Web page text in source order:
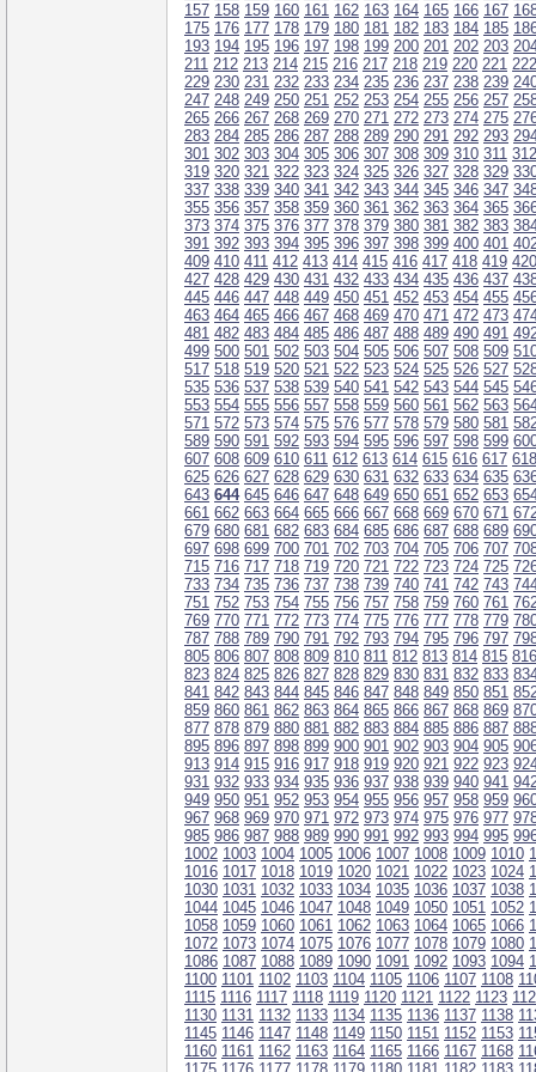
157 158 159 160 161 162 163 164 165 166 167
175 176 177 178 179 180 181 182 183 184 185
193 194 195 196 197 198 199 200 201 202 203
211 212 213 214 215 216 217 218 219 220 221 222
229 230 231 232 233 234 235 236 237 238 239
247 248 249 250 251 252 253 254 255 256 257
265 266 267 268 269 270 271 272 273 274 275
283 284 285 286 287 288 289 290 291 292 293
301 302 303 304 305 306 307 308 309 310 311 312
319 320 321 322 323 324 325 326 327 328 329
337 338 339 340 341 342 343 344 345 346 347
355 356 357 358 359 360 361 362 363 364 365
373 374 375 376 377 378 379 380 381 382 383
391 392 393 394 395 396 397 398 399 400 401
409 410 411 412 413 414 415 416 417 418 419 420
427 428 429 430 431 432 433 434 435 436 437
445 446 447 448 449 450 451 452 453 454 455
463 464 465 466 467 468 469 470 471 472 473
481 482 483 484 485 486 487 488 489 490 491
499 500 501 502 503 504 505 506 507 508 509
517 518 519 520 521 522 523 524 525 526 527
535 536 537 538 539 540 541 542 543 544 545
553 554 555 556 557 558 559 560 561 562 563
571 572 573 574 575 576 577 578 579 580 581
589 590 591 592 593 594 595 596 597 598 599
607 608 609 610 611 612 613 614 615 616 617 618
625 626 627 628 629 630 631 632 633 634 635
643 644 645 646 647 648 649 650 651 652 653
661 662 663 664 665 666 667 668 669 670 671
679 680 681 682 683 684 685 686 687 688 689
697 698 699 700 701 702 703 704 705 706 707
715 716 717 718 719 720 721 722 723 724 725
733 734 735 736 737 738 739 740 741 742 743
751 752 753 754 755 756 757 758 759 760 761
769 770 771 772 773 774 775 776 777 778 779
787 788 789 790 791 792 793 794 795 796 797
805 806 807 808 809 810 811 812 813 814 815 816
823 824 825 826 827 828 829 830 831 832 833
841 842 843 844 845 846 847 848 849 850 851
859 860 861 862 863 864 865 866 867 868 869
877 878 879 880 881 882 883 884 885 886 887
895 896 897 898 899 900 901 902 903 904 905
913 914 915 916 917 918 919 920 921 922 923
931 932 933 934 935 936 937 938 939 940 941
949 950 951 952 953 954 955 956 957 958 959
967 968 969 970 971 972 973 974 975 976 977
985 986 987 988 989 990 991 992 993 994 995
1002 1003 1004 1005 1006 1007 1008 1009 1010
1016 1017 1018 1019 1020 1021 1022 1023 1024
1030 1031 1032 1033 1034 1035 1036 1037 1038
1044 1045 1046 1047 1048 1049 1050 1051 1052
1058 1059 1060 1061 1062 1063 1064 1065 1066
1072 1073 1074 1075 1076 1077 1078 1079 1080
1086 1087 1088 1089 1090 1091 1092 1093 1094
1100 1101 1102 1103 1104 1105 1106 1107 1108
1115 1116 1117 1118 1119 1120 1121 1122 1123
1130 1131 1132 1133 1134 1135 1136 1137 1138
1145 1146 1147 1148 1149 1150 1151 1152 1153
1160 1161 1162 1163 1164 1165 1166 1167 1168